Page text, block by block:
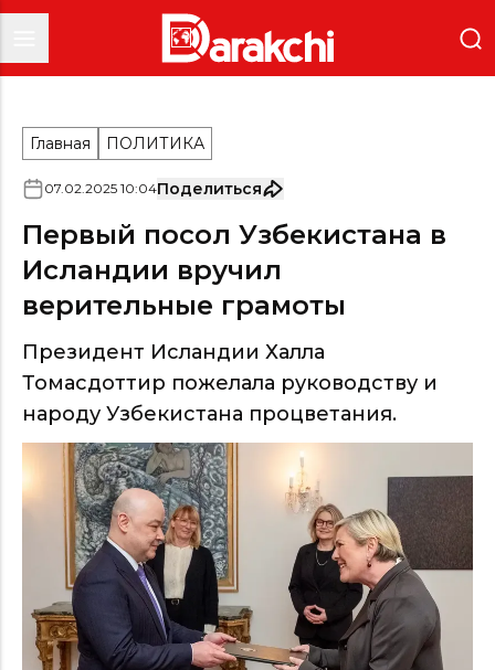
Главная ПОЛИТИКА
07.02.2025 10:04Поделиться
Первый посол Узбекистана в
Исландии вручил
верительные грамоты
Президент Исландии Халла
Томасдоттир пожелала руководству и
народу Узбекистана процветания.